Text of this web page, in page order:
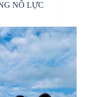
NỖ LỰC